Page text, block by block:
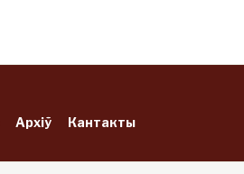
Архіў Кантакты